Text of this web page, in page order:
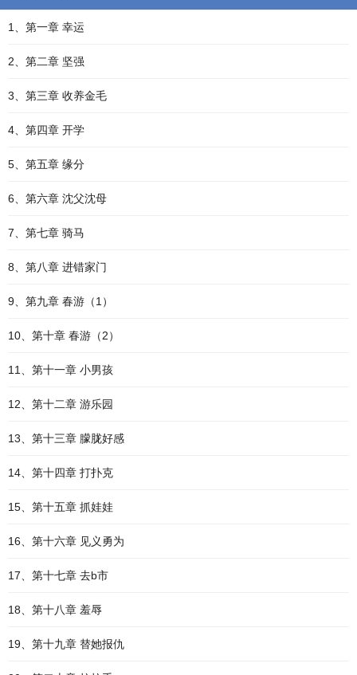
1、第一章 幸运
2、第二章 坚强
3、第三章 收养金毛
4、第四章 开学
5、第五章 缘分
6、第六章 沈父沈母
7、第七章 骑马
8、第八章 进错家门
9、第九章 春游（1）
10、第十章 春游（2）
11、第十一章 小男孩
12、第十二章 游乐园
13、第十三章 朦胧好感
14、第十四章 打扑克
15、第十五章 抓娃娃
16、第十六章 见义勇为
17、第十七章 去b市
18、第十八章 羞辱
19、第十九章 替她报仇